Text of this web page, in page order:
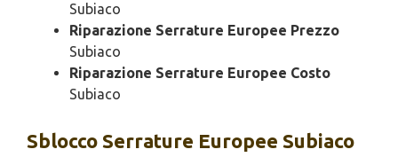
Subiaco
Riparazione Serrature Europee Prezzo
Subiaco
Riparazione Serrature Europee Costo
Subiaco
Sblocco Serrature Europee Subiaco